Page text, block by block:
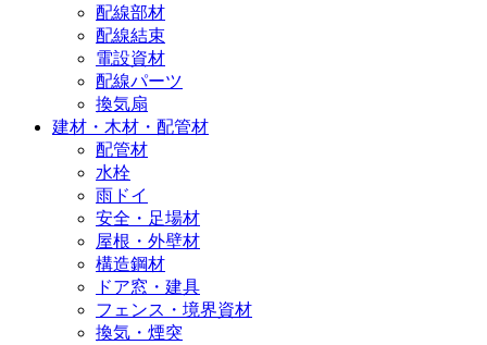
配線部材
配線結束
電設資材
配線パーツ
換気扇
建材・木材・配管材
配管材
水栓
雨ドイ
安全・足場材
屋根・外壁材
構造鋼材
ドア窓・建具
フェンス・境界資材
換気・煙突